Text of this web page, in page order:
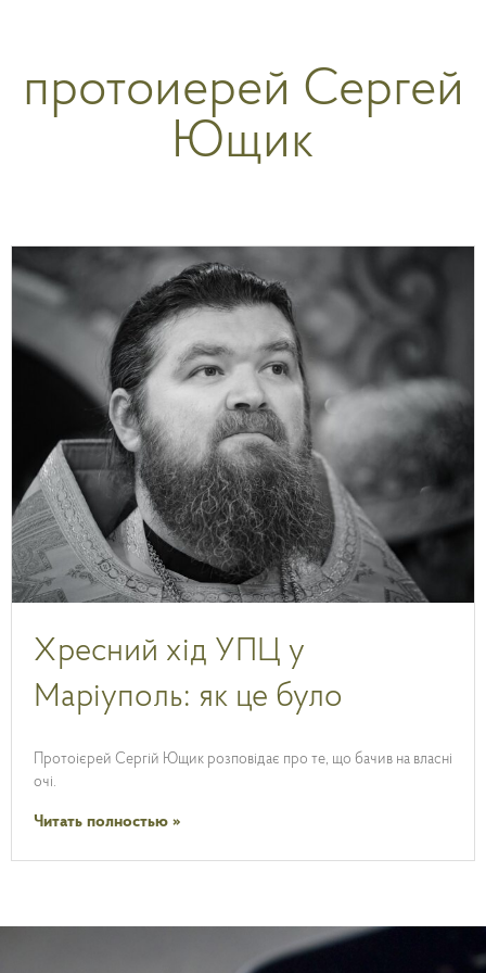
содержимому
протоиерей Сергей
Ющик
Хресний хід УПЦ у
Маріуполь: як це було
Протоієрей Сергій Ющик розповідає про те, що бачив на власні
очі.
Читать полностью »